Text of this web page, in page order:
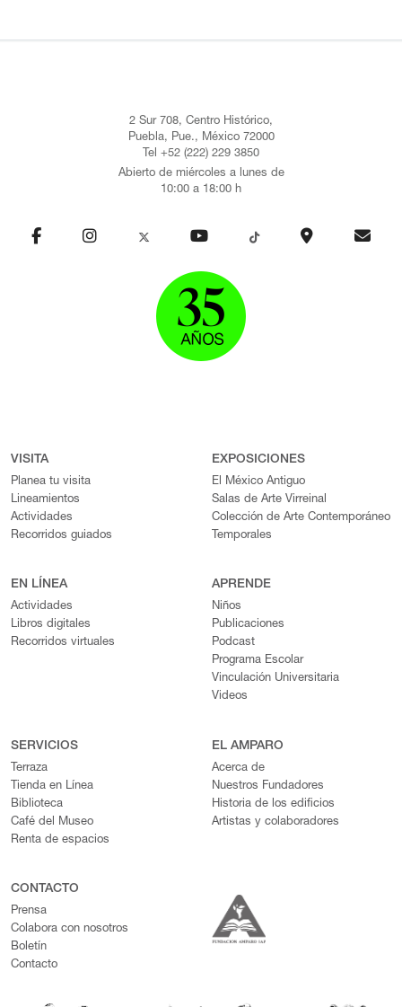
2 Sur 708, Centro Histórico,
Puebla, Pue., México 72000
Tel +52 (222) 229 3850
Abierto de miércoles a lunes de
10:00 a 18:00 h
VISITA
Planea tu visita
Lineamientos
Actividades
Recorridos guiados
EXPOSICIONES
El México Antiguo
Salas de Arte Virreinal
Colección de Arte Contemporáneo
Temporales
EN LÍNEA
Actividades
Libros digitales
Recorridos virtuales
APRENDE
Niños
Publicaciones
Podcast
Programa Escolar
Vinculación Universitaria
Videos
SERVICIOS
Terraza
Tienda en Línea
Biblioteca
Café del Museo
Renta de espacios
EL AMPARO
Acerca de
Nuestros Fundadores
Historia de los edificios
Artistas y colaboradores
CONTACTO
Prensa
Colabora con nosotros
Boletín
Contacto